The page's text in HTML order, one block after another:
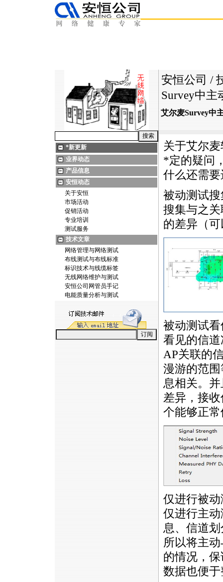
*新更新
业界动态
产品信息
安恒动态
关于安恒
市场活动
促销活动
专业培训
测试服务
技术文章
网络管理与网络测试
布线测试与布线标准
标识技术与线缆标签
无线网络维护与测试
安恒公司网管员手记
电能质量分析与测试
安恒公司 /
Survey中主
艾尔麦Survey中
关于艾尔
*定的疑问
什么还需
被动测试
搜集与之
的差异（
被动测试
看见的信
AP关联的
漫游的范
息相关。
差异，接
个能够正
仅进行被
仅进行主
息、信道
所以将主
的情况，
数据也便